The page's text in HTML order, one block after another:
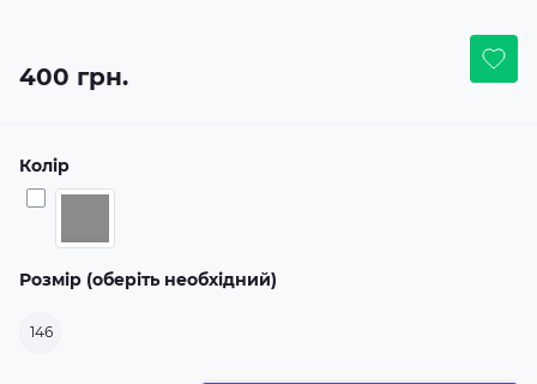
400 грн.
Колір
Розмір (оберіть необхідний)
146